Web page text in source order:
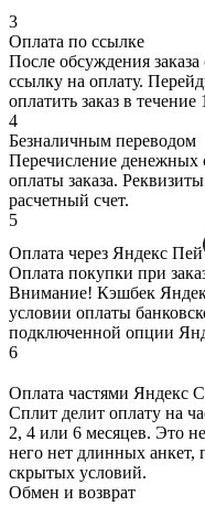
3
Оплата по ссылке
После обсуждения
ссылку на оплату.
оплатить заказ в
4
Безналичным переводом
Перечисление денежных
оплаты заказа.
расчетный счет.
5
Оплата через Яндекс Пей
Оплата покупки при
Внимание! Кэшбек
условии оплаты
подключенной опции
6
Оплата частями Яндекс
Сплит делит оплату на
2, 4 или 6 месяцев. Это
него нет длинных анкет,
скрытых условий.
Обмен и возврат